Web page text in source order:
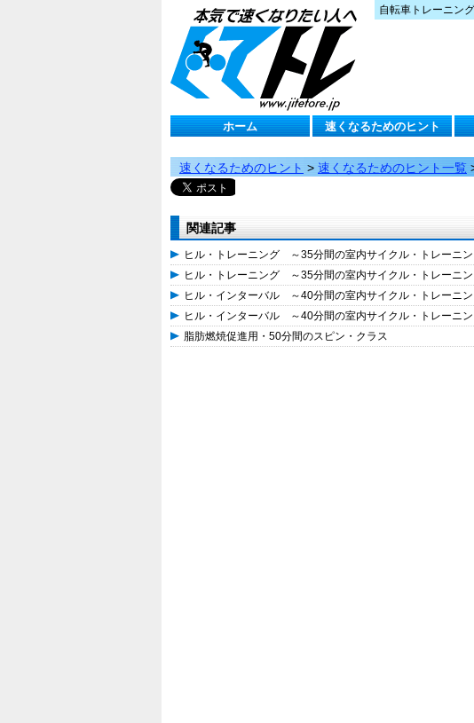
自転車トレーニン
ホーム 速くなるためのヒント
速くなるためのヒント > 速くなるためのヒント一覧
関連記事
ヒル・トレーニング ～35分間の室内サイクル・トレーニ
ヒル・トレーニング ～35分間の室内サイクル・トレーニ
ヒル・インターバル ～40分間の室内サイクル・トレーニ
ヒル・インターバル ～40分間の室内サイクル・トレーニ
脂肪燃焼促進用・50分間のスピン・クラス